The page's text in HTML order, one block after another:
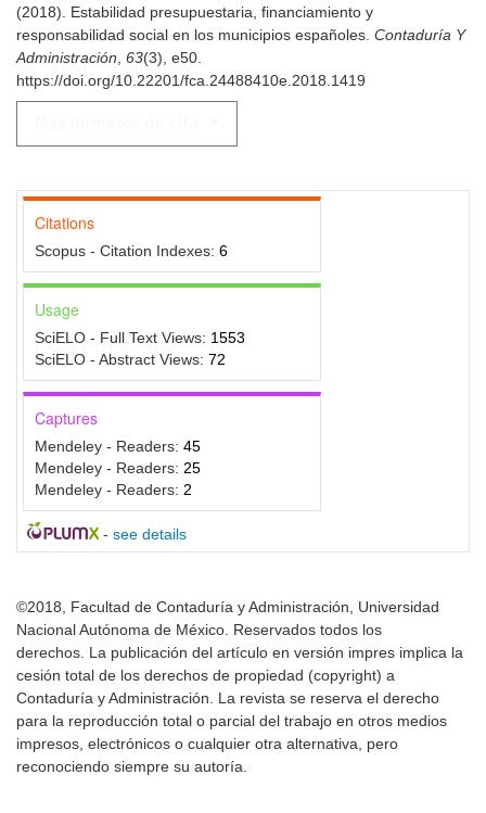
(2018). Estabilidad presupuestaria, financiamiento y
responsabilidad social en los municipios españoles. Contaduría Y
Administración 63(3), e50.
https://doi.org/10.22201/fca.24488410e.2018.1419
Citations
Scopus - Citation Indexes: 6
Usage
SciELO - Full Text Views: 1553
SciELO - Abstract Views: 72
Captures
Mendeley - Readers: 45
Mendeley - Readers: 25
Mendeley - Readers: 2
- see details
©2018, Facultad de Contaduría y Administración, Universidad
Nacional Autónoma de México. Reservados todos los
derechos. La publicación del artículo en versión impres implica la
cesión total de los derechos de propiedad (copyright) a
Contaduría y Administración. La revista se reserva el derecho
para la reproducción total o parcial del trabajo en otros medios
impresos, electrónicos o cualquier otra alternativa, pero
reconociendo siempre su autoría.